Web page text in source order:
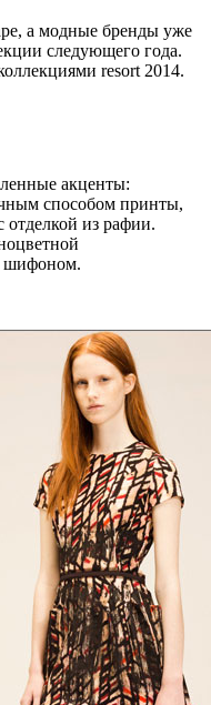
а модные бренды уже
следующего года.
resort 2014.
акценты:
способом принты,
из рафии.
шифоном.